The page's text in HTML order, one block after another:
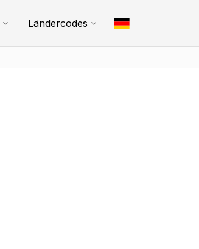
Ländercodes